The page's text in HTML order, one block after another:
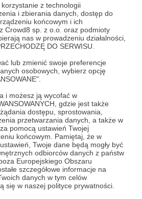
z technologii
i zbierania danych, dostęp do
końcowym i ich
Crowd8 sp. z o.o. oraz podmioty
nas w prowadzeniu działalności,
DO SERWISU.
lub zmienić swoje preferencje
osobowych, wybierz opcję
i możesz ją wycofać w
gdzie jest także
dostępu, sprostowania,
przetwarzania danych, a także w
pomocą ustawień Twojej
końcowym. Pamiętaj, że w
Twoje dane będą mogły być
odbiorców danych z państw
Europejskiego Obszaru
szczegółowe informacje na
danych w tym celów
się w naszej polityce prywatności.
grona Patronów!
AutoraPrawa dziecka /
Go'n'Actjuż teraz!
Patronem